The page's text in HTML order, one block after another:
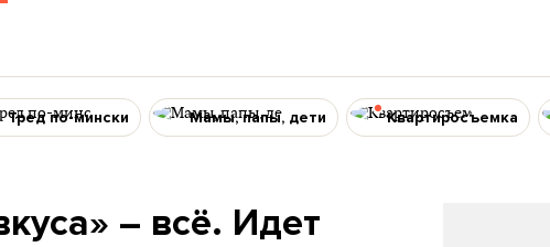
Тред по-мински Мамы, папы, дети Квартиросъемка
– всё. Идет